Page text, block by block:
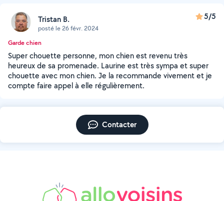
Tristan B.
posté le 26 févr. 2024
5/5
Garde chien
Super chouette personne, mon chien est revenu très
heureux de sa promenade. Laurine est très sympa et super
chouette avec mon chien. Je la recommande vivement et je
compte faire appel à elle régulièrement.
Contacter